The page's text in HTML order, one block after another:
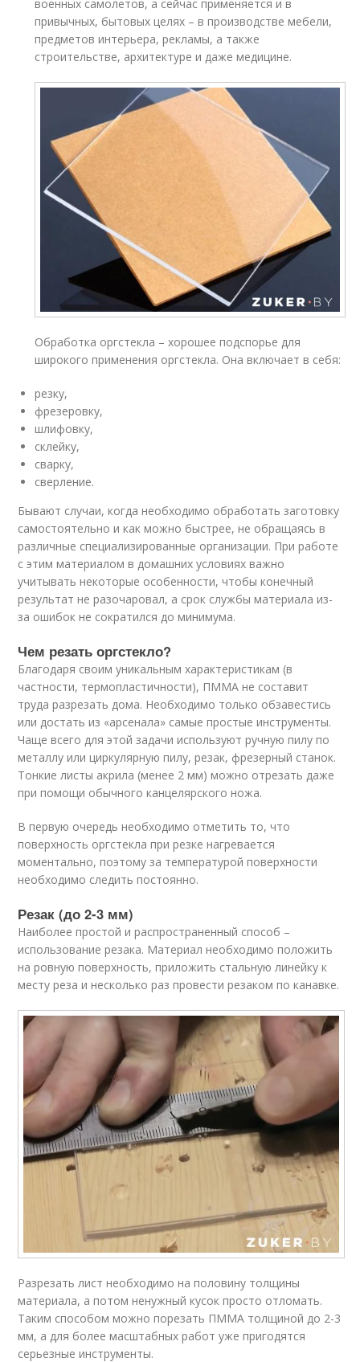
военных самолетов, а сейчас применяется и в
привычных, бытовых целях – в производстве мебели,
предметов интерьера, рекламы, а также
строительстве, архитектуре и даже медицине.
Обработка оргстекла – хорошее подспорье для
широкого применения оргстекла. Она включает в себя:
резку,
фрезеровку,
шлифовку,
склейку,
сварку,
сверление.
Бывают случаи, когда необходимо обработать заготовку
самостоятельно и как можно быстрее, не обращаясь в
различные специализированные организации. При работе
с этим материалом в домашних условиях важно
учитывать некоторые особенности, чтобы конечный
результат не разочаровал, а срок службы материала из-
за ошибок не сократился до минимума.
Чем резать оргстекло?
Благодаря своим уникальным характеристикам (в
частности, термопластичности), ПММА не составит
труда разрезать дома. Необходимо только обзавестись
или достать из «арсенала» самые простые инструменты.
Чаще всего для этой задачи используют ручную пилу по
металлу или циркулярную пилу, резак, фрезерный станок.
Тонкие листы акрила (менее 2 мм) можно отрезать даже
при помощи обычного канцелярского ножа.
В первую очередь необходимо отметить то, что
поверхность оргстекла при резке нагревается
моментально, поэтому за температурой поверхности
необходимо следить постоянно.
Резак (до 2-3 мм)
Наиболее простой и распространенный способ –
использование резака. Материал необходимо положить
на ровную поверхность, приложить стальную линейку к
месту реза и несколько раз провести резаком по канавке.
Разрезать лист необходимо на половину толщины
материала, а потом ненужный кусок просто отломать.
Таким способом можно порезать ПММА толщиной до 2-3
мм, а для более масштабных работ уже пригодятся
серьезные инструменты.